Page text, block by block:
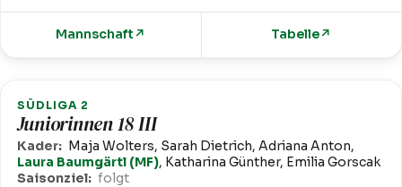
Mannschaft ↗ Tabelle↗
SÜDLIGA 2
Juniorinnen 18 III
Kader: Maja Wolters, Sarah Dietrich, Adriana Anton,
Laura Baumgärtl (MF), Katharina Günther, Emilia Gorscak
Saisonziel: folgt